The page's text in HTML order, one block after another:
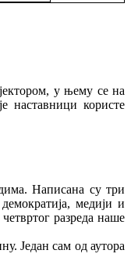
у њему се на
наставници користе
Написана су три
медији и
разреда наше
Један сам од аутора